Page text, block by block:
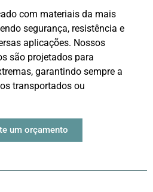
com materiais da mais
segurança, resistência e
aplicações. Nossos
são projetados para
garantindo sempre a
transportados ou
um orçamento